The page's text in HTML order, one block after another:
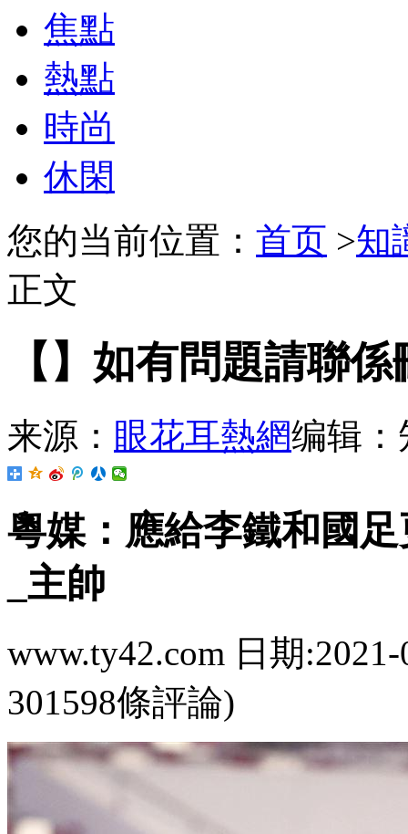
焦點
熱點
時尚
休閑
您的当前位置： 首页 >知
正文
【】如有問題請聯係
来源： 眼花耳熱網编辑：
粵媒：應給李鐵和
_主帥
www.ty42.com 日期
301598條評論)